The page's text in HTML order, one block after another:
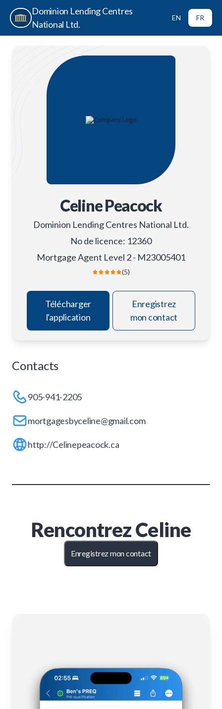
Dominion Lending Centres
National Ltd.
EN FR
Celine Peacock
Dominion Lending Centres National Ltd.
No de licence: 12360
Mortgage Agent Level 2 - M23005401
(5)
Télécharger
l'application
Enregistrez
mon contact
Contacts
905-941-2205
mortgagesbyceline@gmail.com
http://Celinepeacock.ca
RencontrezCeline
Enregistrez mon contact